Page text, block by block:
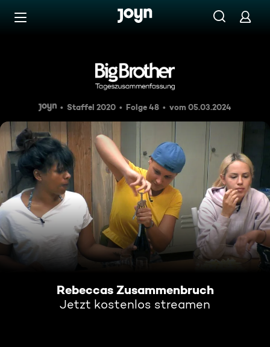
Zum Inhalt springen
Rebeccas Zusammenbruch
Staffel 2020 Folge 48 vom 05.03.2024
Rebeccas Zusammenbruch
Jetzt kostenlos streamen